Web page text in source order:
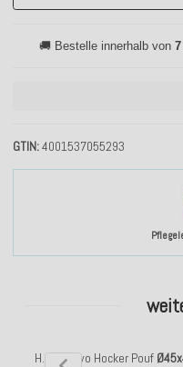
GTIN 4001537055293
🚚 Bestelle innerhalb von
H.O.C.K. Ivo Hocker Pouf